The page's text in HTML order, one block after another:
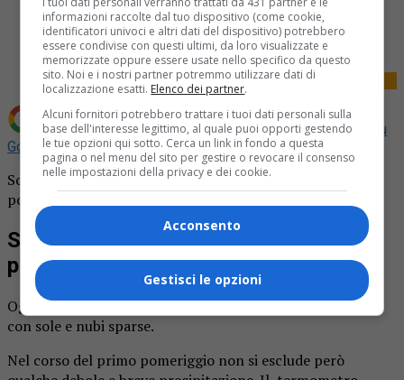
Share
Tweet
Aggiungi La Provincia di Biella come Fonte preferita su
Google
Sole e nubi sparse, ma potrebbe piovere nel primo
pomeriggio.
Sole e nubi sparse, ma potrebbe
piovere nel primo pomeriggio
Oggi a Biella il tempo si presenterà generalmente stabile,
con sole e nubi sparse.
Nel corso del primo pomeriggio non si esclude però
informazioni raccolte dal tuo dispositivo (come cookie,
identificatori univoci e altri dati del dispositivo) potrebbero
essere condivise con questi ultimi, da loro visualizzate e
memorizzate oppure essere usate nello specifico da questo
sito. Noi e i nostri partner potremmo utilizzare dati di
localizzazione esatti. Elenco dei partner.
Alcuni fornitori potrebbero trattare i tuoi dati personali sulla
base dell'interesse legittimo, al quale puoi opporti gestendo
le tue opzioni qui sotto. Cerca un link in fondo a questa
pagina o nel menu del sito per gestire o revocare il consenso
nelle impostazioni della privacy e dei cookie.
Acconsento
Gestisci le opzioni